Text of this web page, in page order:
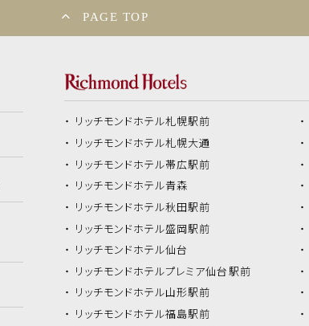
PAGE TOP
リッチモンドホテル札幌駅前
リッチモンドホテル札幌大通
リッチモンドホテル帯広駅前
リッチモンドホテル青森
リッチモンドホテル秋田駅前
リッチモンドホテル盛岡駅前
リッチモンドホテル仙台
リッチモンドホテルプレミア仙台駅前
リッチモンドホテル山形駅前
リッチモンドホテル福島駅前